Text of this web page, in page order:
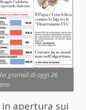
giornali di oggi 26
apertura sui